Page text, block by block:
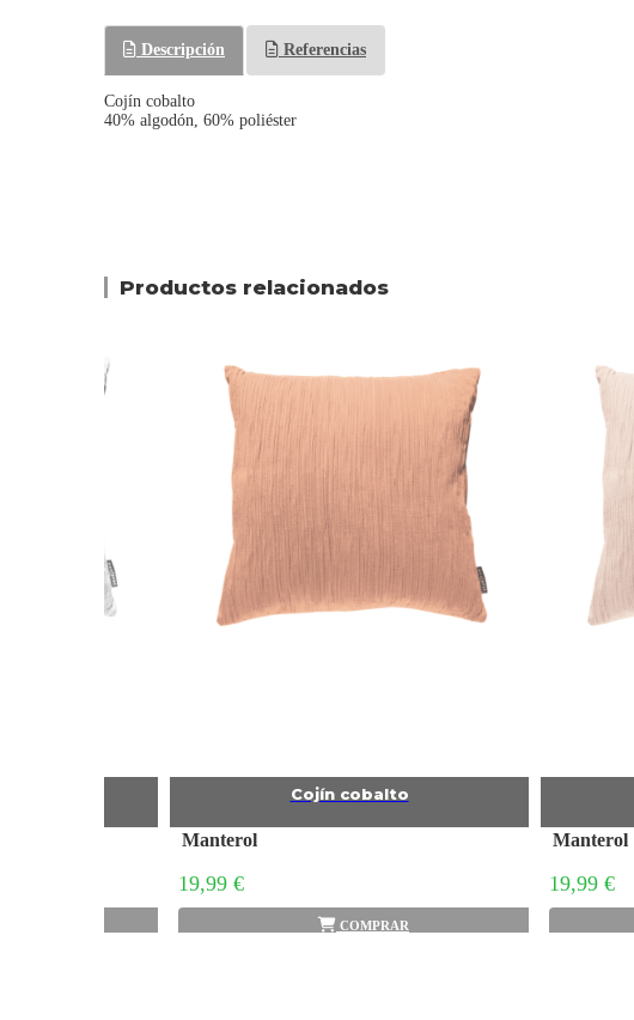
Descripción Referencias
Cojín cobalto
40% algodón, 60% poliéster
Productos relacionados
Cojín cobalto
Manterol
19,99 €
COMPRAR
Manterol
19,99 €